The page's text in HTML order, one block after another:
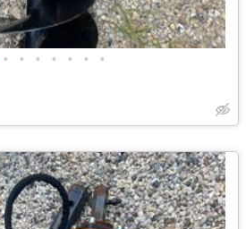
• • • • • • •